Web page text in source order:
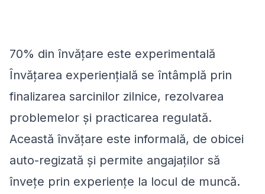
70% din învățare este experimentală
Învățarea experiențială se întâmplă prin
finalizarea sarcinilor zilnice, rezolvarea
problemelor și practicarea regulată.
Această învățare este informală, de obicei
auto-regizată și permite angajaților să
învețe prin experiențe la locul de muncă.